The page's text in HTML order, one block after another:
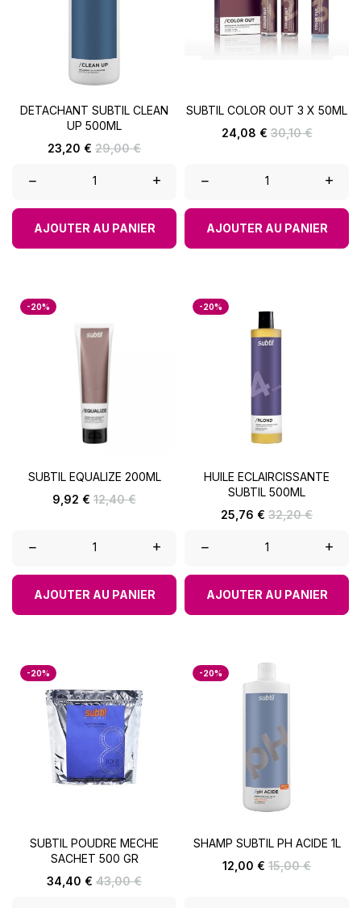
DETACHANT SUBTIL CLEAN
UP 500ML
Prix
23,20 € Prix
29,00 €
– +
AJOUTER AU PANIER
SUBTIL COLOR OUT 3 X 50ML
Prix
24,08 € Prix
30,10 €
– +
AJOUTER AU PANIER
-20%
SUBTIL EQUALIZE 200ML
Prix
9,92 € Prix
de
12,40 €
– +
AJOUTER AU PANIER
-20%
HUILE ECLAIRCISSANTE
SUBTIL 500ML
Prix
25,76 € Prix
32,20 €
– +
AJOUTER AU PANIER
-20%
SUBTIL POUDRE MECHE
SACHET 500 GR
Prix
34,40 € Prix
43,00 €
-20%
SHAMP SUBTIL PH ACIDE 1L
Prix
12,00 € Prix
de
15,00 €